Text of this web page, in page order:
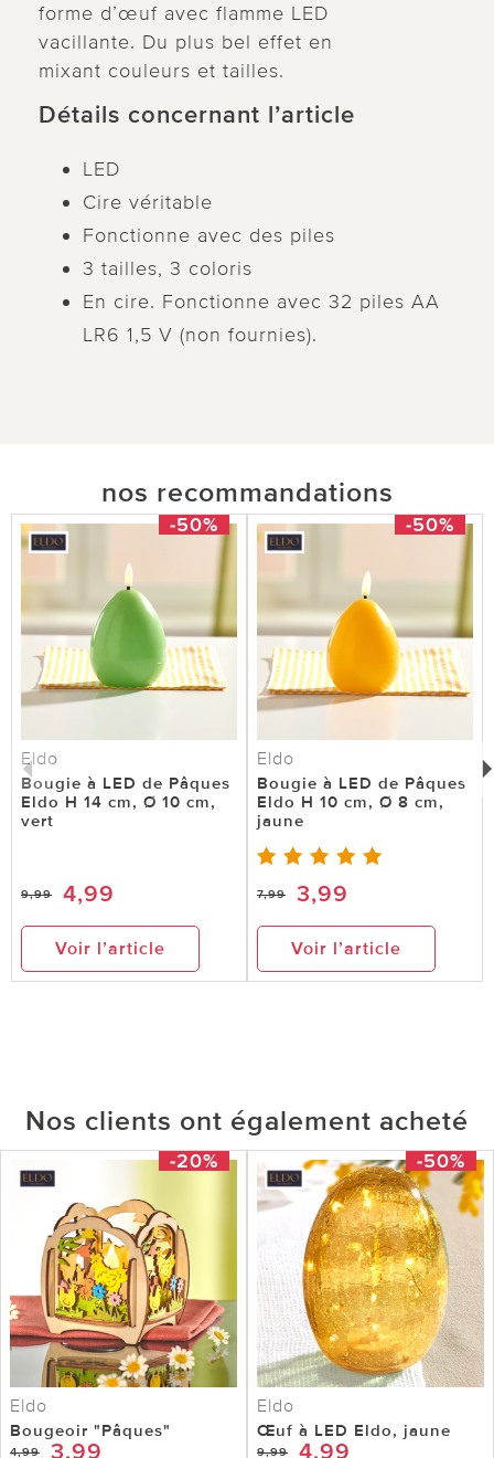
forme d’œuf avec flamme LED
vacillante. Du plus bel effet en
mixant couleurs et tailles.
Détails concernant l’article
LED
Cire véritable
Fonctionne avec des piles
3 tailles, 3 coloris
En cire. Fonctionne avec 32 piles AA
LR6 1,5 V (non fournies).
nos recommandations
-50%
Eldo
Bougie à LED de Pâques
Eldo H 14 cm, Ø 10 cm,
vert
9,99 4,99
Voir l’article
-50%
Eldo
Bougie à LED de Pâques
Eldo H 10 cm, Ø 8 cm,
jaune
7,99 3,99
Voir l’article
Nos clients ont également acheté
-20%
Eldo
Bougeoir "Pâques"
4,99 3,99
-50%
Eldo
Œuf à LED Eldo, jaune
9,99 4,99